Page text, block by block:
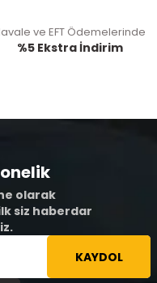
ve EFT Ödemelerinde
%5 Ekstra İndirim
olarak
siz haberdar
KAYDOL